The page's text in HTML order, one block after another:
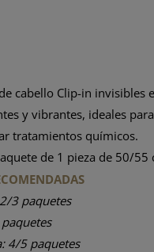
cabello Clip-in invisibles
y vibrantes, ideales
tratamientos químicos.
de 1 pieza de 50/
3 paquetes
4/5 paquetes